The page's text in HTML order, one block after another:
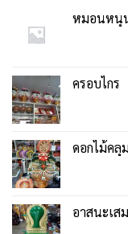
หมอนหนุ
ครอบไกร
ดอกไม้คลุ
อาสนะเ